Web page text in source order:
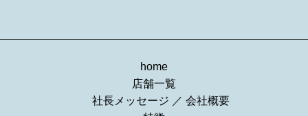
home
店舗一覧
社長メッセージ ／ 会社概要